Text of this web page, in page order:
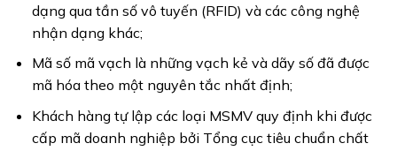
dạng qua tần số vô tuyến (RFID) và các công nghệ
nhận dạng khác;
Mã số mã vạch là những vạch kẻ và dãy số đã được
mã hóa theo một nguyên tắc nhất định;
Khách hàng tự lập các loại MSMV quy định khi được
cấp mã doanh nghiệp bởi Tổng cục tiêu chuẩn chất